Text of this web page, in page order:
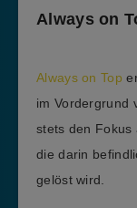
Always on
Always on Top
im Vordergrund
stets den Fokus
die darin
gelöst wird.